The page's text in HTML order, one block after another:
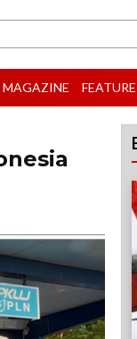
MAGAZINE FEATURE